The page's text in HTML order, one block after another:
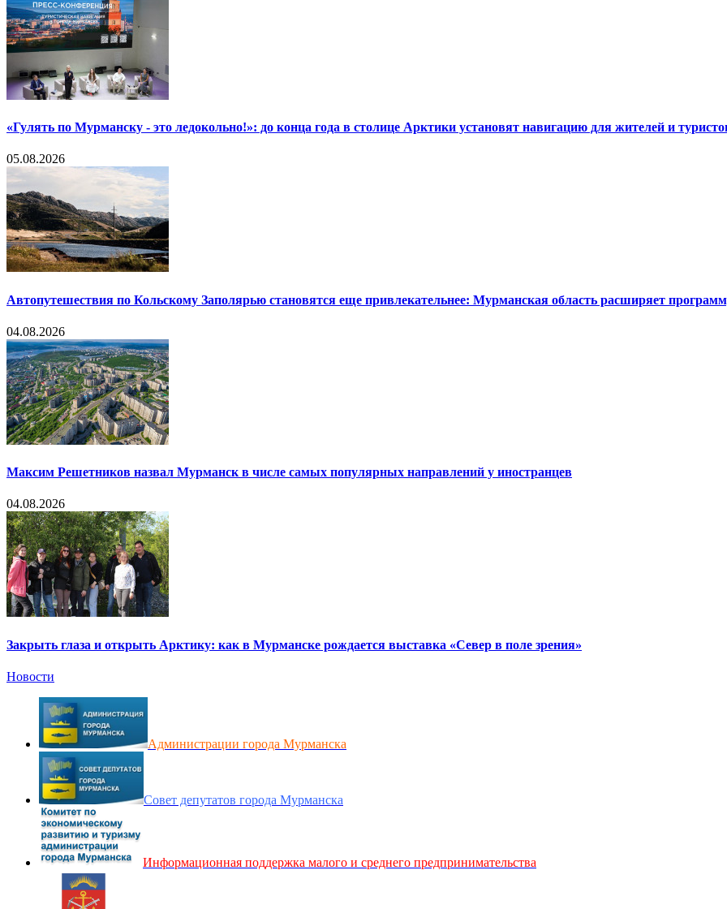
«Гулять по Мурманску - это ледокольно!»: до конца года в столице Арктики установят навигацию для жителей и
05.08.2026
Автопутешествия по Кольскому Заполярью становятся еще привлекательнее: Мурманская область расширяет
04.08.2026
Максим Решетников назвал Мурманск в числе самых популярных направлений у иностранцев
04.08.2026
Закрыть глаза и открыть Арктику: как в Мурманске рождается выставка «Север в поле зрения»
Новости
Администрации города Мурманска
Совет депутатов города Мурманска
Информационная поддержка малого и среднего предпринимательства